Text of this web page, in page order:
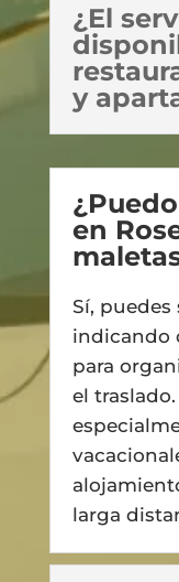
¿El
y
en
Sí,
indicando
para
el
larga